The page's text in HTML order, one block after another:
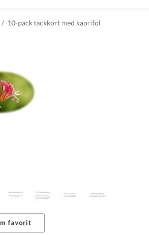
/ 10-pack tackkort med kaprifol
favorit